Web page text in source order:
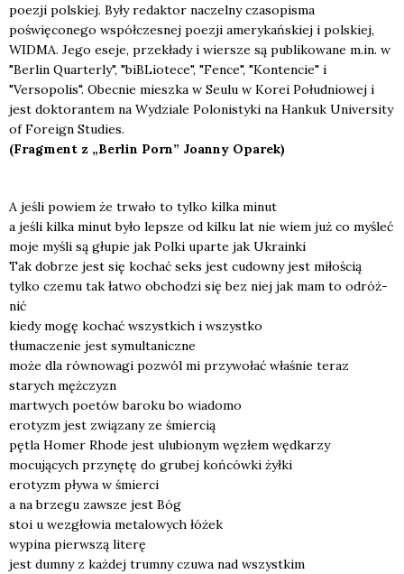
poezji polskiej. Były redaktor naczelny czasopisma
poświęconego współczesnej poezji amerykańskiej i polskiej,
WIDMA. Jego eseje, przekłady i wiersze są publikowane m.in. w
"Berlin Quarterly", "biBLiotece", "Fence", "Kontencie" i
"Versopolis". Obecnie mieszka w Seulu w Korei Południowej i
jest doktorantem na Wydziale Polonistyki na Hankuk University
of Foreign Studies.
(Frag­ment z „Ber­lin Porn” Joan­ny Opa­rek)
A jeśli powiem że trwa­ło to tyl­ko kil­ka minut
a jeśli kil­ka minut było lep­sze od kil­ku lat nie wiem już co myśleć
moje myśli są głu­pie jak Polki upar­te jak Ukra­in­ki
Tak dobrze jest się kochać seks jest cudow­ny jest miło­ścią
tyl­ko cze­mu tak łatwo obcho­dzi się bez niej jak mam to odróż­
nić
kie­dy mogę kochać wszyst­kich i wszyst­ko
tłu­ma­cze­nie jest symul­ta­nicz­ne
może dla rów­no­wa­gi pozwól mi przy­wo­łać wła­śnie teraz
sta­rych męż­czyzn
mar­twych poetów baro­ku bo wia­do­mo
ero­tyzm jest zwią­za­ny ze śmier­cią
pętla Homer Rho­de jest ulu­bio­nym węzłem węd­ka­rzy
mocu­ją­cych przy­nę­tę do gru­bej koń­ców­ki żył­ki
ero­tyzm pły­wa w śmier­ci
a na brze­gu zawsze jest Bóg
stoi u wez­gło­wia meta­lo­wych łóżek
wypi­na pierw­szą lite­rę
jest dum­ny z każ­dej trum­ny czu­wa nad wszyst­kim